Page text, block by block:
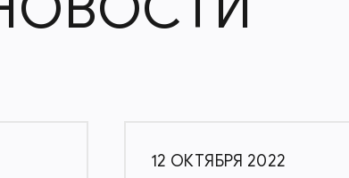
12 ОКТЯБРЯ 2022